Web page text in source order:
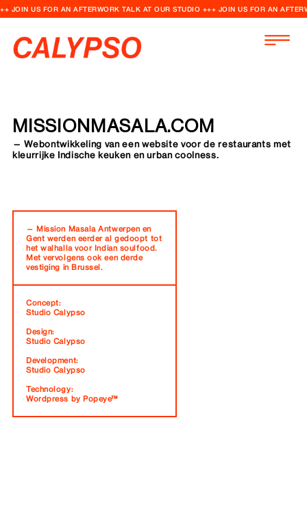
++ JOIN US FOR AN AFTERWORK TALK AT OUR STUDIO +++ JOIN US FOR AN
MISSIONMASALA.COM
— Webontwikkeling van een website voor de restaurants met
kleurrijke Indische keuken en urban coolness.
— Mission Masala Antwerpen en
Gent werden eerder al gedoopt tot
het walhalla voor Indian soulfood.
Met vervolgens ook een derde
vestiging in Brussel.
Concept:
Studio Calypso
Design:
Studio Calypso
Development:
Studio Calypso
Technology:
Wordpress by Popeye™